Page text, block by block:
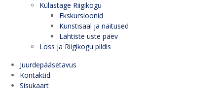
Külastage Riigikogu
Ekskursioonid
Kunstisaal ja näitused
Lahtiste uste päev
Loss ja Riigikogu pildis
Juurdepääsetavus
Kontaktid
Sisukaart